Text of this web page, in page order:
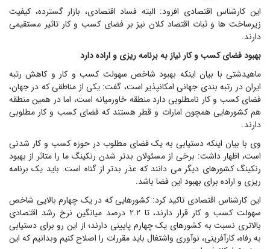
این کارشناس اقتصادی افزود: البته فساد اقتصادی، بازار گسترده، کیفیت
زیرساخت ها و ثبات اقتصاد کلان نیز بر فضای کسب و کار تاثیر مستقیمی
دارند.
بهبود فضای کسب و کار نیاز به برنامه ریزی و اراده دارد
ماهیدشتی با بیان اینکه بهبود شاخص سهولت کسب و کار و کاهش رتبه
ایران در رتبه بندی جهانی امکانپذیر است، گفت: یکی از مناطقی که در جهان،
فضای کسب و کار نامطلوبی دارد منطقه خاورمیانه است، اما در همین منطقه
هم کشورهایی همچون امارات و قطر هستند که فضای کسب و کار مطلوبی
دارند.
وی با بیان اینکه دستیابی به یک فضای مطلوب در حوزه کسب و کار شدنی
است، اظهار داشت: برخی از مسئولان بدتر شدن رنکینگ ما را متاثر از بهبود
رنکینگ کشورهای دیگر می دانند که عذر بدتر از گناه است. باید یک برنامه
ریزی و اراده برای بهبود این فضا باشد.
این کارشناس اقتصادی تاکید کرد: کشورهایی که در یک چهارم بالایی شاخص
سهولت کسب و کار قرار دارند، تا ۲.۲ درصد میانگین نرخ رشد اقتصادی
بالاتری نسبت به کشورهای یک چهارم پایینی دارند؛ از این رو برای دستیابی
به رفاه، کارآفرینی، نوآوری واشتغال باید مقررات را اصلاح کنیم وبدانیم که این